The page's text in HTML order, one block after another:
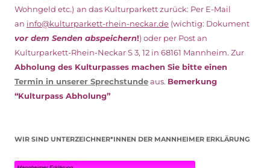
Wohngeld etc.) an das Kulturparkett zurück: Per E-Mail
an info@kulturparkett-rhein-neckar.de (wichtig: Dokument
vor dem Senden abspeichern!) oder per Post an
Kulturparkett-Rhein-Neckar S 3, 12 in 68161 Mannheim. Zur
Abholung des Kulturpasses machen Sie bitte einen
Termin in unserer Sprechstundeaus. Bemerkung
“Kulturpass Abholung”
WIR SIND UNTERZEICHNER*INNEN DER MANNHEIMER ERKLÄRUNG